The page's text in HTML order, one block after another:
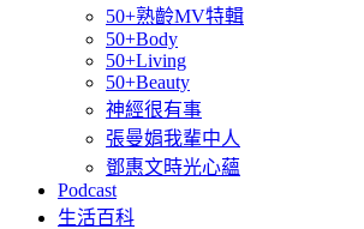
50+熟齡MV特輯
50+Body
50+Living
50+Beauty
神經很有事
張曼娟我輩中人
鄧惠文時光心蘊
Podcast
生活百科